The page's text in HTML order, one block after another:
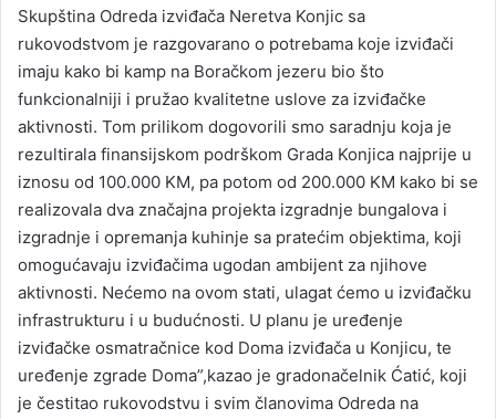
Skupština Odreda izviđača Neretva Konjic sa
rukovodstvom je razgovarano o potrebama koje izviđači
imaju kako bi kamp na Boračkom jezeru bio što
funkcionalniji i pružao kvalitetne uslove za izviđačke
aktivnosti. Tom prilikom dogovorili smo saradnju koja je
rezultirala finansijskom podrškom Grada Konjica najprije u
iznosu od 100.000 KM, pa potom od 200.000 KM kako bi se
realizovala dva značajna projekta izgradnje bungalova i
izgradnje i opremanja kuhinje sa pratećim objektima, koji
omogućavaju izviđačima ugodan ambijent za njihove
aktivnosti. Nećemo na ovom stati, ulagat ćemo u izviđačku
infrastrukturu i u budućnosti. U planu je uređenje
izviđačke osmatračnice kod Doma izviđača u Konjicu, te
uređenje zgrade Doma”,kazao je gradonačelnik Ćatić, koji
je čestitao rukovodstvu i svim članovima Odreda na